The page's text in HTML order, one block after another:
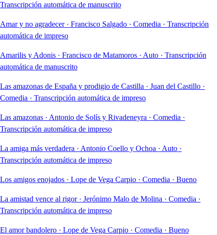
Transcripción automática de manuscrito
Amar y no agradecer · Francisco Salgado · Comedia · Transcripción
automática de impreso
Amarilis y Adonis · Francisco de Matamoros · Auto · Transcripción
automática de manuscrito
Las amazonas de España y prodigio de Castilla · Juan del Castillo ·
Comedia · Transcripción automática de impreso
Las amazonas · Antonio de Solís y Rivadeneyra · Comedia ·
Transcripción automática de impreso
La amiga más verdadera · Antonio Coello y Ochoa · Auto ·
Transcripción automática de impreso
Los amigos enojados · Lope de Vega Carpio · Comedia · Bueno
La amistad vence al rigor · Jerónimo Malo de Molina · Comedia ·
Transcripción automática de impreso
El amor bandolero · Lope de Vega Carpio · Comedia · Bueno